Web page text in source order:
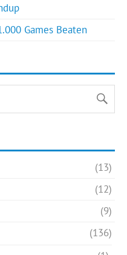
Games Beaten
(13)
(12)
(9)
(136)